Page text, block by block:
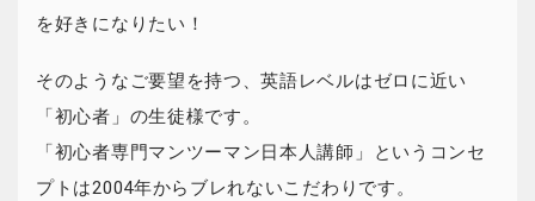
を好きになりたい！
そのようなご要望を持つ、英語レベルはゼロに近い
「初心者」の生徒様です。
「初心者専門マンツーマン日本人講師」というコンセ
プトは2004年からブレれないこだわりです。